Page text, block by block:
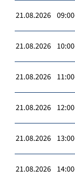
21.08.2026
21.08.2026
21.08.2026
21.08.2026
21.08.2026
21.08.2026